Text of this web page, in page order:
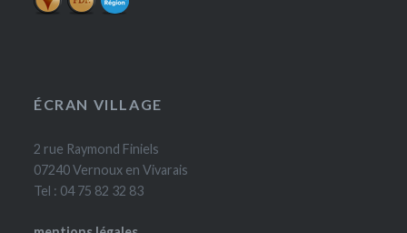
ÉCRAN VILLAGE
2 rue Raymond Finiels
07240 Vernoux en Vivarais
Tel : 04 75 82 32 83